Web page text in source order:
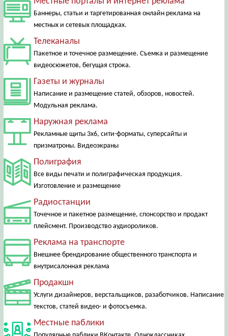
Баннеры, статьи и таргетированная онлайн реклама на
местных и сетевых площадках.
Телеканалы
Пакетное и точечное размещение. Съемка и размещение
видеосюжетов, бегущая строка.
Газеты и журналы
Написание и размещение статей, обзоров, новостей.
Модульная реклама.
Наружная реклама
Рекламные щиты 3х6, сити-форматы, суперсайты и
призматроны. Видеоэкраны
Полиграфия
Все виды печати и полиграфическая продукция.
Изготовление и размещение
Радиостанции
Точечное и пакетное размещение, спонсорство и продакт
плейсмент. Производство аудиороликов.
Реклама на транспорте
Внешнее брендирование общественного транспорта и
внутрисалонная реклама
Продакшн
Услуги дизайнеров, верстальщиков, разаботчиков. Написание
текстов, статей видео- и фотосъемка.
Местные паблики